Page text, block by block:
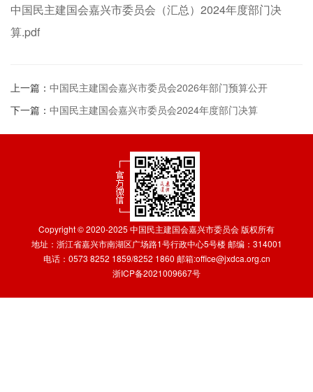
中国民主建国会嘉兴市委员会（汇总）2024年度部门决
算.pdf
上一篇： 中国民主建国会嘉兴市委员会2026年部门预算公开
下一篇： 中国民主建国会嘉兴市委员会2024年度部门决算
Copyright © 2020-2025 中国民主建国会嘉兴市委员会 版权所有
地址：浙江省嘉兴市南湖区广场路1号行政中心5号楼 邮编：314001
电话：0573 8252 1859/8252 1860 邮箱:office@jxdca.org.cn
浙ICP备2021009667号